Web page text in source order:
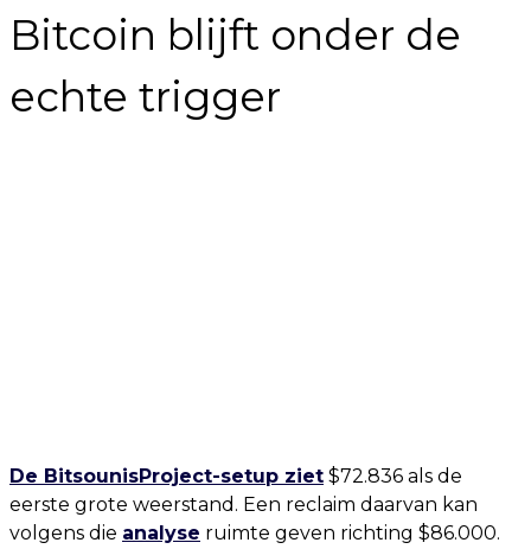
Bitcoin blijft onder de
echte trigger
De BitsounisProject-setup ziet $72.836 als de
eerste grote weerstand. Een reclaim daarvan kan
volgens die analyse ruimte geven richting $86.000.